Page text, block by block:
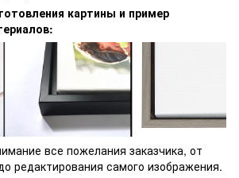
картины и пример
все пожелания заказчика, от
редактирования самого изображения.